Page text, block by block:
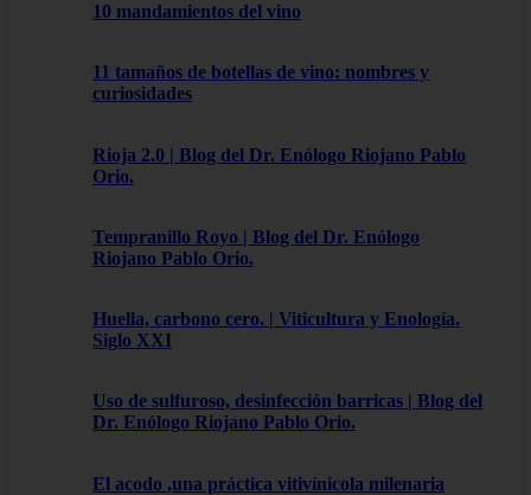
10 mandamientos del vino
11 tamaños de botellas de vino: nombres y
curiosidades
Rioja 2.0 | Blog del Dr. Enólogo Riojano Pablo
Orio.
Tempranillo Royo | Blog del Dr. Enólogo
Riojano Pablo Orio.
Huella, carbono cero. | Viticultura y Enología.
Siglo XXI
Uso de sulfuroso, desinfección barricas | Blog del
Dr. Enólogo Riojano Pablo Orio.
El acodo ,una práctica vitivínicola milenaria